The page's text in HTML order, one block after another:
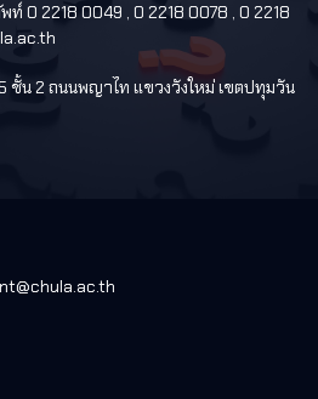
0 2218 0049 , 0 2218 0078 , 0 2218
ชั้น 2 ถนนพญาไท แขวงวังใหม่ เขตปทุมวัน